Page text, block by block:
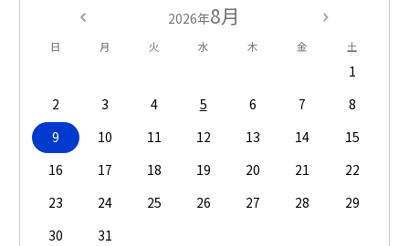
2026年8月
日 月 火 水 木 金 土
1
2
3 4 5 6 7
8
9
10 11 12 13 14
15
16
17 18 19 20 21
22
23
24 25 26 27 28
29
30
31